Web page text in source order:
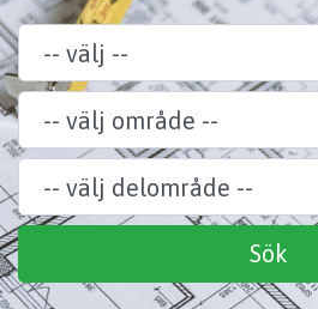
Område
Delområde
Sök